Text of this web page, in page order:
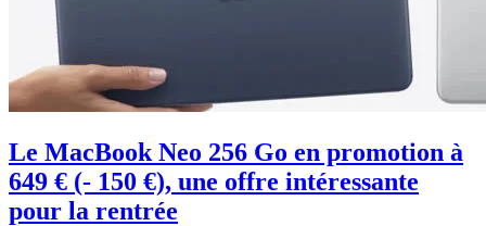
Le MacBook Neo 256 Go en promotion à
649 € (- 150 €), une offre intéressante
pour la rentrée